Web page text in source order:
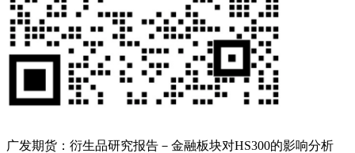
广发期货：衍生品研究报告－金融板块对HS300的影响分析